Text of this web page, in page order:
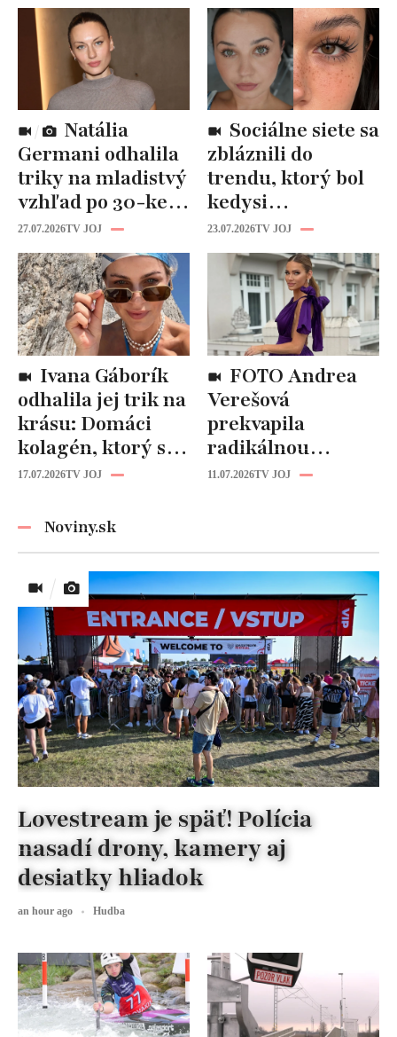
Germani odhalila
triky na mladistvý
vzhľad po 30-ke:
Fungujú lepšie
než drahá
kozmetika
27.07.2026TV JOJ
zbláznili do
trendu, ktorý bol
kedysi
katastrofou:
„Mušie nohy“ sú
späť!
23.07.2026TV JOJ
odhalila jej trik na
krásu: Domáci
kolagén, ktorý si
zvládnete
17.07.2026TV JOJ
Verešová
prekvapila
radikálnou
zmenou účesu: Je
11.07.2026TV JOJ
Noviny.sk
Lovestream je späť! Polícia
nasadí drony, kamery aj
desiatky hliadok
an hour ago Hudba